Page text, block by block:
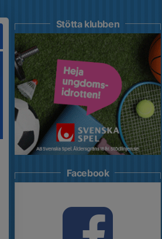
Stötta klubben
Facebook